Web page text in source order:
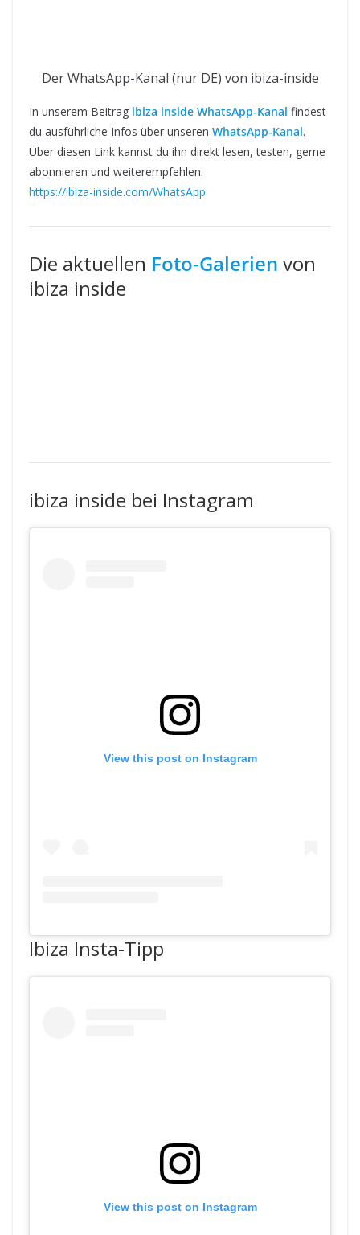
Der WhatsApp-Kanal (nur DE) von ibiza-inside
In unserem Beitrag ibiza inside WhatsApp-Kanal findest
du ausführliche Infos über unseren WhatsApp-Kanal.
Über diesen Link kannst du ihn direkt lesen, testen, gerne
abonnieren und weiterempfehlen:
https://ibiza-inside.com/WhatsApp
Die aktuellen Foto-Galerien von
ibiza inside
ibiza inside bei Instagram
View this post on Instagram
Ibiza Insta-Tipp
View this post on Instagram